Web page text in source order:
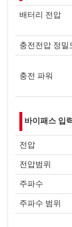
배터리 전압
충전전압 정밀
충전 파워
바이패스 입력
전압
전압범위
주파수
주파수 범위